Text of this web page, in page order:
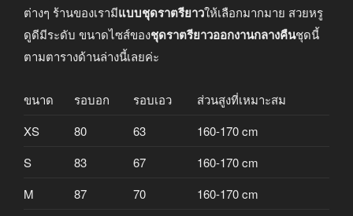
ต่างๆ ร้านของเรามีแบบชุดราตรียาวให้เลือกมากมาย สวยหรู
ดูดีมีระดับ ขนาดไซส์ของชุดราตรียาวออกงานกลางคืนชุดนี้
ตามตารางด้านล่างนี้เลยค่ะ
ขนาด รอบอก รอบเอว
ส่วนสูงที่เหมาะสม
XS
80 63
160-170 cm
S
83 67
160-170 cm
M
87 70
160-170 cm